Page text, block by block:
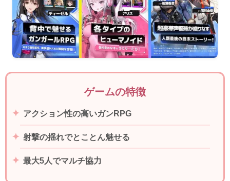
ゲームの特徴
アクション性の高いガンRPG
射撃の揺れでとことん魅せる
最大5人でマルチ協力